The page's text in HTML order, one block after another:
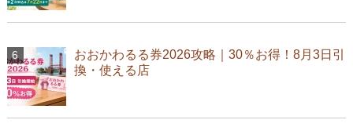
おおかわるる券2026攻略｜30％お得！8月3日引
換・使える店